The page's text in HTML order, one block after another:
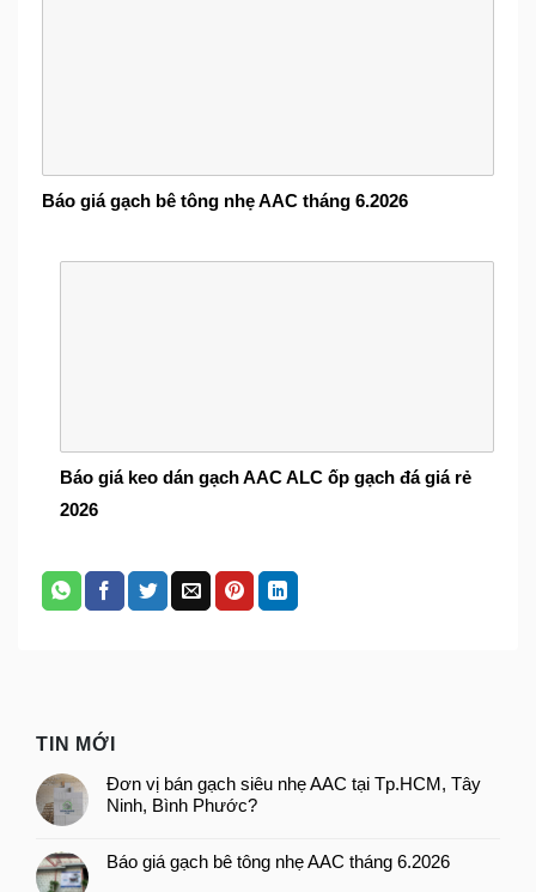
Báo giá gạch bê tông nhẹ AAC tháng 6.2026
Báo giá keo dán gạch AAC ALC ốp gạch đá giá rẻ
2026
TIN MỚI
Đơn vị bán gạch siêu nhẹ AAC tại Tp.HCM, Tây
Ninh, Bình Phước?
Báo giá gạch bê tông nhẹ AAC tháng 6.2026